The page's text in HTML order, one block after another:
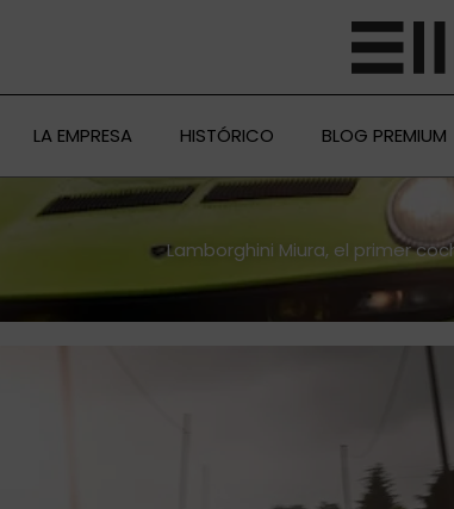
LA EMPRESA HISTÓRICO BLOG PREMIUM
Lamborghini Miura, el primer